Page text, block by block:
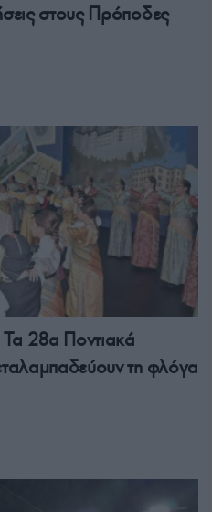
στους Πρόποδες
Τα 28α Ποντιακά
τη φλόγα